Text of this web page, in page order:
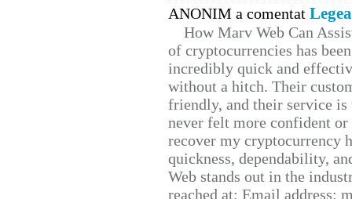
ANONIM a comentat
How Marv Web Can
of cryptocurrencies has
incredibly quick and
without a hitch. Their
friendly, and their service
never felt more confident
recover my cryptocurrency
quickness, dependability,
Web stands out in the
reached at: Email address: